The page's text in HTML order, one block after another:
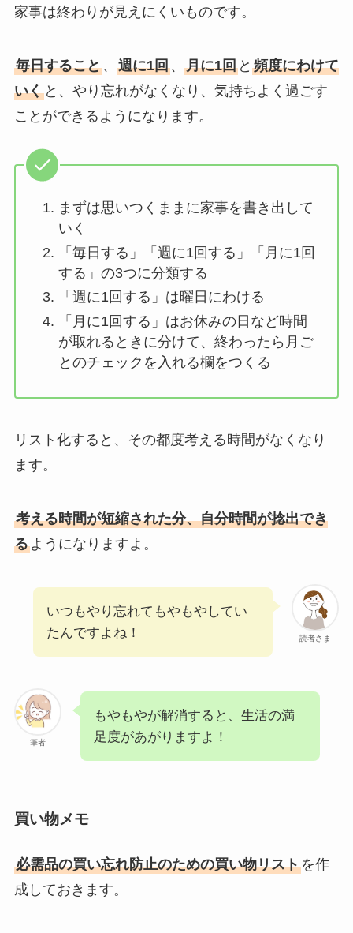
家事は終わりが見えにくいものです。
毎日すること、 週に1回、 月に1回と 頻度にわけて
いくと、やり忘れがなくなり、気持ちよく過ごす
ことができるようになります。
まずは思いつくままに家事を書き出して
いく
「毎日する」「週に1回する」「月に1回
する」の3つに分類する
「週に1回する」は曜日にわける
「月に1回する」はお休みの日など時間
が取れるときに分けて、終わったら月ご
とのチェックを入れる欄をつくる
リスト化すると、その都度考える時間がなくなり
ます。
考える時間が短縮された分、自分時間が捻出でき
るようになりますよ。
読者さま
いつもやり忘れてもやもやしてい
たんですよね！
筆者
もやもやが解消すると、生活の満
足度があがりますよ！
買い物メモ
必需品の買い忘れ防止のための買い物リストを作
成しておきます。